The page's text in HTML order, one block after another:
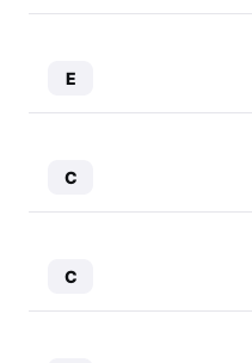
E
C
C